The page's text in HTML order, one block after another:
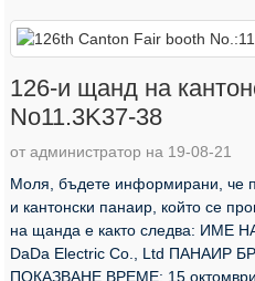
126-и щанд на
No11.3K37-38
от администратор на 19-08-21
Моля, бъдете информирани, че
и кантонски панаир, който се
на щанда е както следва: ИМЕ
DaDa Electric Co., Ltd ПАНАИР
ПОКАЗВАНЕ ВРЕМЕ: 15